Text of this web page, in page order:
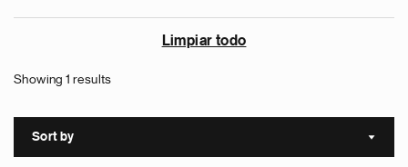
Limpiar todo
Showing 1 results
Sort by Sort